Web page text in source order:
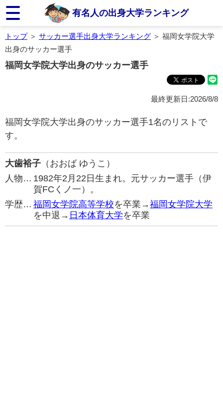
有名人の出身大学ランキング
トップ＞ サッカー選手出身大学ランキング ＞ 福岡女学院大学
出身のサッカー選手
福岡女学院大学出身のサッカー選手
最終更新日:2026/8/8
福岡女学院大学出身のサッカー選手1名のリストで
す。
大歯裕子 （おおば ゆうこ）
人物… 1982年2月22日生まれ。元サッカー選手（伊
賀FCくノ一）。
学歴… 福岡女学院高等学校を卒業→福岡女学院大学
を中退→ 日本体育大学を卒業